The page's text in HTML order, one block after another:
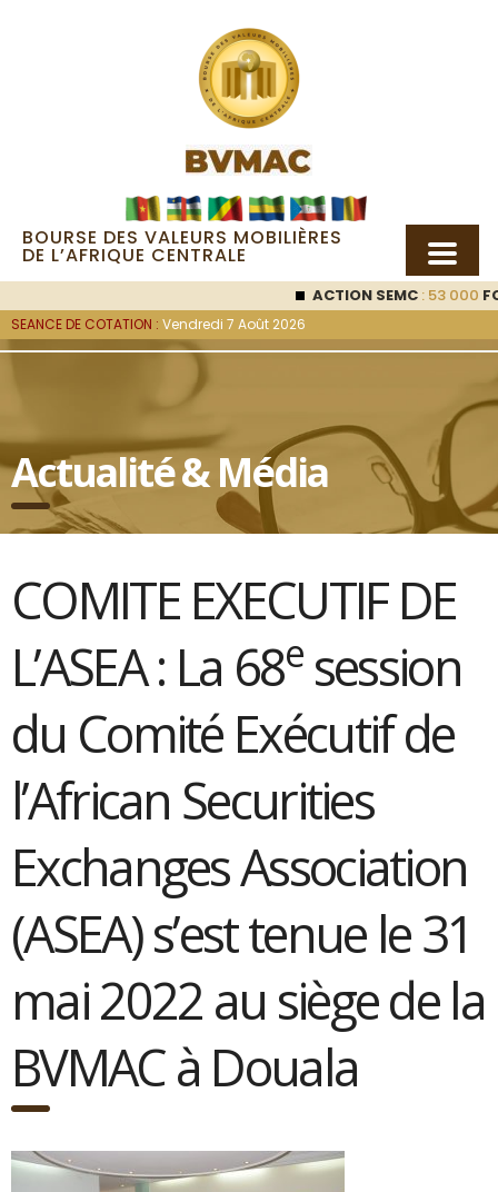
BOURSE DES VALEURS MOBILIÈRES
DE L’AFRIQUE CENTRALE
ACTION SEMC: 53 000
SEANCE DE COTATION : Vendredi 7 Août 2026
Actualité & Média
COMITE EXECUTIF DE
L’ASEA : La 68esession
du Comité Exécutif de
l’African Securities
Exchanges Association
(ASEA) s’est tenue le 31
mai 2022 au siège de la
BVMAC à Douala